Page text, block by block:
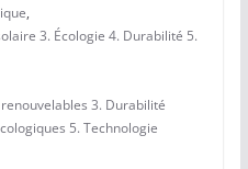
,
3. Écologie 4. Durabilité 5.
3. Durabilité
5. Technologie